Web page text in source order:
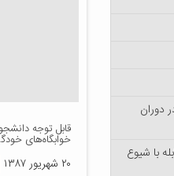
قابل توجه
خوابگاه‌های
۲۰ شهریور ۱۳۸۷
دوران
با شیوع